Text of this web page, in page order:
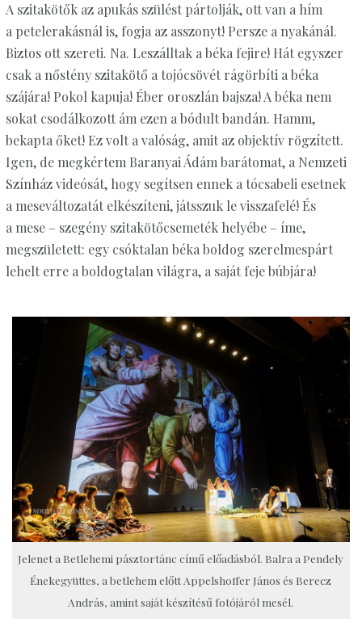
A szitakötők az apukás szülést pártolják, ott van a hím
a petelerakásnál is, fogja az asszonyt! Persze a nyakánál.
Biztos ott szereti. Na. Leszálltak a béka fejire! Hát egyszer
csak a nőstény szitakötő a tojócsövét rágörbíti a béka
szájára! Pokol kapuja! Éber oroszlán bajsza! A béka nem
sokat csodálkozott ám ezen a bódult bandán. Hamm,
bekapta őket! Ez volt a valóság, amit az objektív rögzített.
Igen, de megkértem Baranyai Ádám barátomat, a Nemzeti
Színház videósát, hogy segítsen ennek a tócsabeli esetnek
a meseváltozatát elkészíteni, játsszuk le visszafelé! És
a mese – szegény szitakötőcsemeték helyébe – íme,
megszületett: egy csóktalan béka boldog szerelmespárt
lehelt erre a boldogtalan világra, a saját feje búbjára!
Jelenet a Betlehemi pásztortánc című előadásból. Balra a Pendely
Énekegyüttes, a betlehem előtt Appelshoffer János és Berecz
András, amint saját készítésű fotójáról mesél.